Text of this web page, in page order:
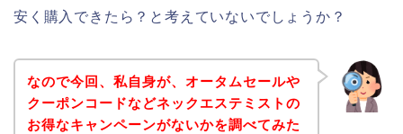
安く購入できたら？と考えていないでしょうか？
なので今回、私自身が、オータムセールや
クーポンコードなどネックエステミストの
お得なキャンペーンがないかを調べてみた